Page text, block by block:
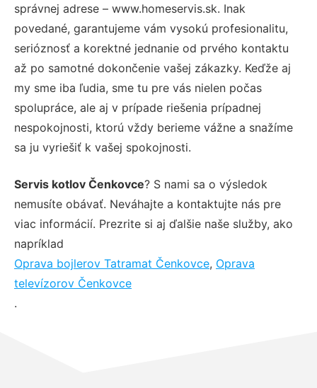
správnej adrese – www.homeservis.sk. Inak
povedané, garantujeme vám vysokú profesionalitu,
serióznosť a korektné jednanie od prvého kontaktu
až po samotné dokončenie vašej zákazky. Keďže aj
my sme iba ľudia, sme tu pre vás nielen počas
spolupráce, ale aj v prípade riešenia prípadnej
nespokojnosti, ktorú vždy berieme vážne a snažíme
sa ju vyriešiť k vašej spokojnosti.
Servis kotlov Čenkovce? S nami sa o výsledok
nemusíte obávať. Neváhajte a kontaktujte nás pre
viac informácií. Prezrite si aj ďalšie naše služby, ako
napríklad
Oprava bojlerov Tatramat Čenkovce, Oprava
televízorov Čenkovce
.